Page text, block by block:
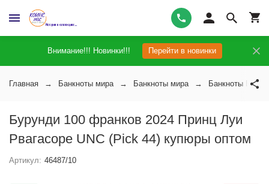
Внимание!!! Новинки!!! Перейти в новинки
Главная Банкноты мира Банкноты мира Банкноты
Бурунди 100 франков 2024 Принц Луи
Рвагасоре UNC (Pick 44) купюры оптом
Артикул: 46487/10